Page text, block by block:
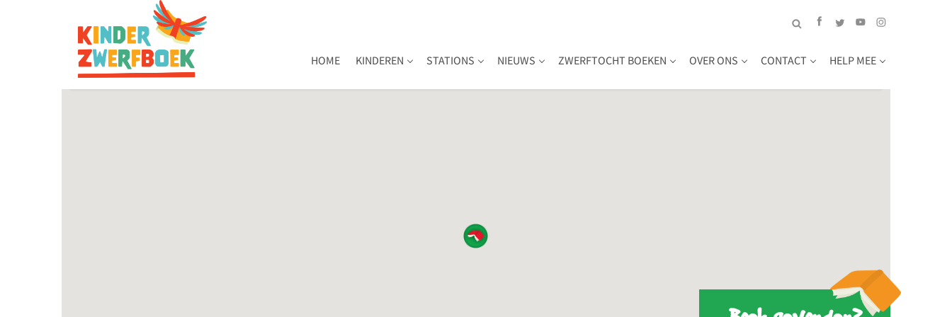
HOME KINDEREN STATIONS NIEUWS ZWERFTOCHT BOEKEN OVER ONS CONTACT HELP MEE